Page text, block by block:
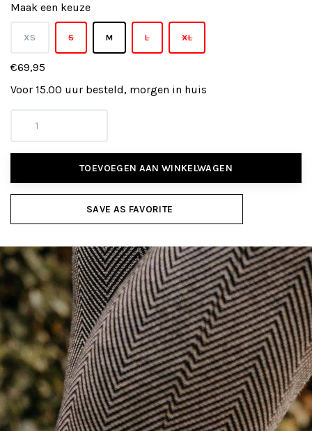
Maak een keuze
XS S M L XL
€69,95
Voor 15.00 uur besteld, morgen in huis
TOEVOEGEN AAN WINKELWAGEN
SAVE AS FAVORITE